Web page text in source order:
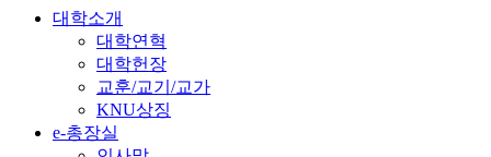
대학소개
대학연혁
대학헌장
교훈/교기/교가
KNU상징
e-총장실